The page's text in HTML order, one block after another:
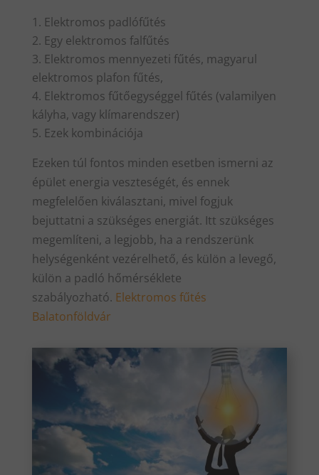
Elektromos padlófűtés
Egy elektromos falfűtés
Elektromos mennyezeti fűtés, magyarul
elektromos plafon fűtés,
Elektromos fűtőegységgel fűtés (valamilyen
kályha, vagy klímarendszer)
Ezek kombinációja
Ezeken túl fontos minden esetben ismerni az
épület energia veszteségét, és ennek
megfelelően kiválasztani, mivel fogjuk
bejuttatni a szükséges energiát. Itt szükséges
megemlíteni, a legjobb, ha a rendszerünk
helységenként vezérelhető, és külön a levegő,
külön a padló hőmérséklete
szabályozható. Elektromos fűtés
Balatonföldvár